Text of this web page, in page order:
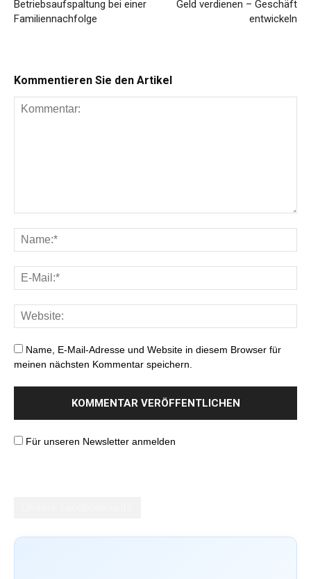
Betriebsaufspaltung bei einer
Familiennachfolge
Geld verdienen – Geschäft
entwickeln
Kommentieren Sie den Artikel
Name, E-Mail-Adresse und Website in diesem Browser für
meinen nächsten Kommentar speichern.
Für unseren Newsletter anmelden